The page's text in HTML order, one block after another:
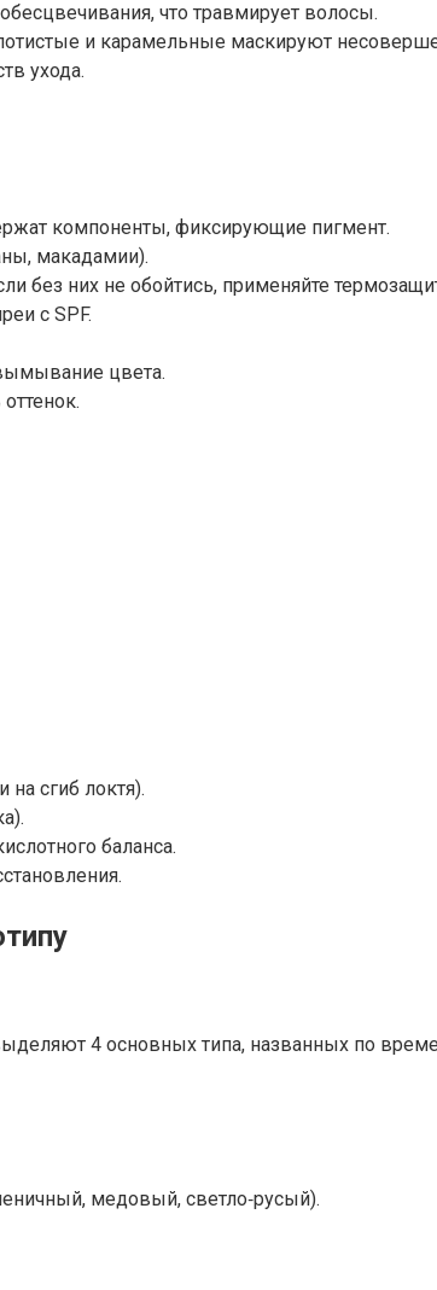
что травмирует волосы.
и карамельные маскируют
ухода.
компоненты, фиксирующие пигмент.
макадамии).
без них не обойтись, применяйте
с SPF.
цвета.
сгиб локтя).
баланса.
4 основных типа, названных по
медовый, светло‑русый).